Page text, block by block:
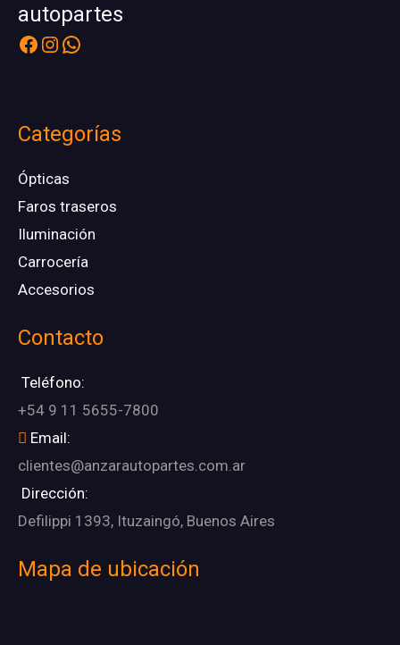
autopartes
Categorías
Ópticas
Faros traseros
Iluminación
Carrocería
Accesorios
Contacto
Teléfono:
+54 9 11 5655-7800
Email:
clientes@anzarautopartes.com.ar
Dirección:
Defilippi 1393, Ituzaingó, Buenos Aires
Mapa de ubicación